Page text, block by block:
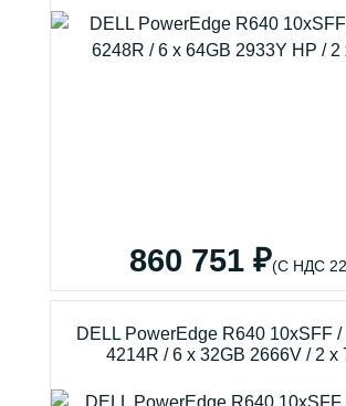
860 751 ₽(С НДС
DELL PowerEdge R640 10xSFF
4214R / 6 x 32GB 2666V / 2 x